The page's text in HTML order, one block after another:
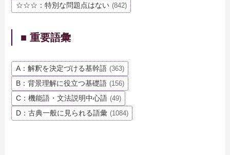
☆☆☆：特別な問題点はない (842)
■ 重要語彙
A：解釈を決定づける基幹語 (363)
B：背景理解に役立つ基礎語 (156)
C：機能語・文法説明中心語 (49)
D：古典一般に見られる語彙 (1084)